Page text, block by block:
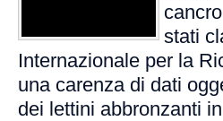
stati
Internazionale per la
una carenza di dati
dei lettini abbronzanti